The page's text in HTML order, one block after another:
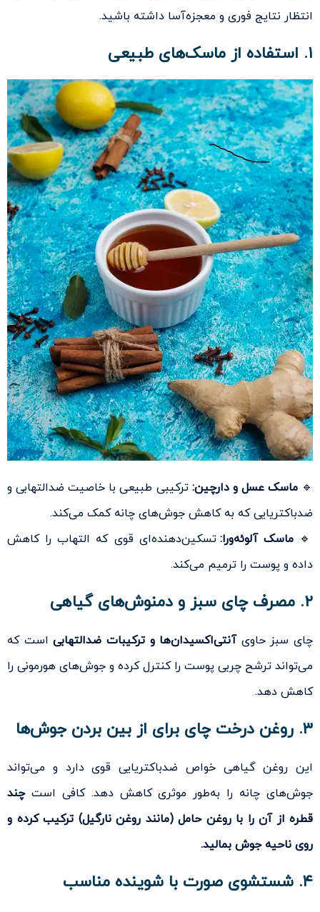
انتظار نتایج فوری و معجزه‌آسا داشته باشید.
۱. استفاده از ماسک‌های طبیعی
🔹ماسک عسل و دارچین: ترکیبی طبیعی با خاصیت ضدالتهابی و
ضدباکتریایی که به کاهش جوش‌های چانه کمک می‌کند.
🔹ماسک آلوئه‌ورا: تسکین‌دهنده‌ای قوی که التهاب را کاهش
داده و پوست را ترمیم می‌کند.
۲. مصرف چای سبز و دمنوش‌های گیاهی
چای سبز حاویآنتی‌اکسیدان‌ها و ترکیبات ضدالتهابیاست که
می‌تواند ترشح چربی پوست را کنترل کرده و جوش‌های هورمونی را
کاهش دهد.
۳. روغن درخت چای برای از بین بردن جوش‌ها
این روغن گیاهی خواص ضدباکتریایی قوی دارد و می‌تواند
جوش‌های چانه را به‌طور موثری کاهش دهد. کافی استچند
قطره از آن را با روغن حامل (مانند روغن نارگیل) ترکیب کرده و
روی ناحیه جوش بمالید.
۴. شستشوی صورت با شوینده مناسب